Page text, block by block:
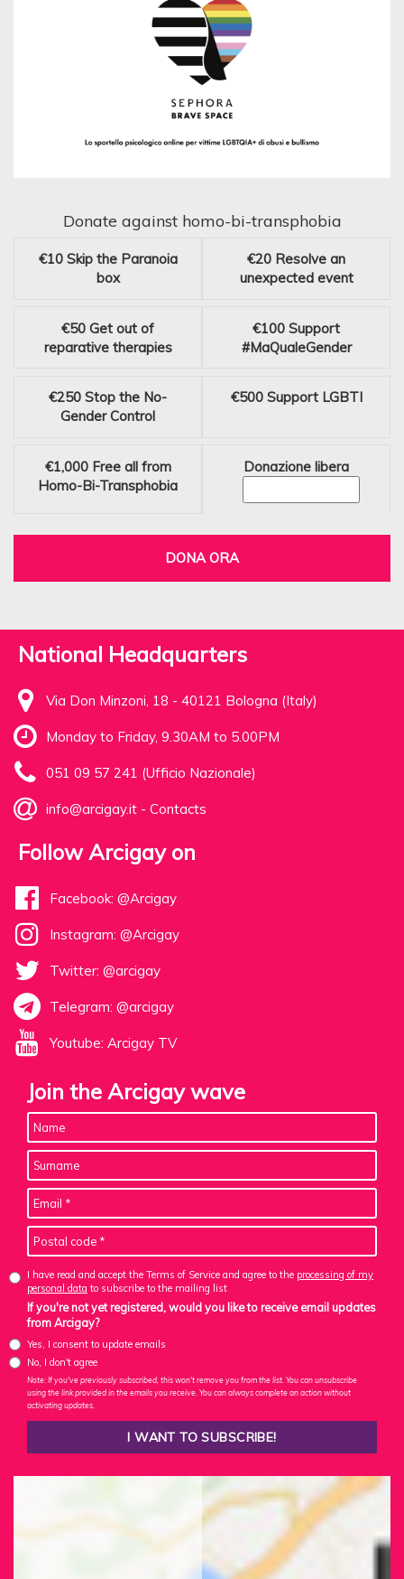
Donate against homo-bi-transphobia
€10 Skip the Paranoia
box
€20 Resolve an
unexpected event
€50 Get out of
reparative therapies
€100 Support
#MaQualeGender
€250 Stop the No-
Gender Control
€500 Support LGBTI
€1,000 Free all from
Homo-Bi-Transphobia
Donazione libera
DONA ORA
National Headquarters
Via Don Minzoni, 18 - 40121 Bologna (Italy)
Monday to Friday, 9.30AM to 5.00PM
051 09 57 241 (Ufficio Nazionale)
info@arcigay.it - Contacts
Follow Arcigay on
Facebook: @Arcigay
Instagram: @Arcigay
Twitter: @arcigay
Telegram: @arcigay
Youtube: Arcigay TV
Join the Arcigay wave
I have read and accept the Terms of Service and agree to the processing of my
personal data to subscribe to the mailing list
If you're not yet registered, would you like to receive email updates
from Arcigay?
Yes, I consent to update emails
No, I don't agree
Note: If you've previously subscribed, this won't remove you from the list. You can unsubscribe
using the link provided in the emails you receive. You can always complete an action without
activating updates.